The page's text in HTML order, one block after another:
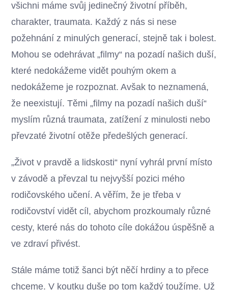
všichni máme svůj jedinečný životní příběh,
charakter, traumata. Každý z nás si nese
požehnání z minulých generací, stejně tak i bolest.
Mohou se odehrávat „filmy“ na pozadí našich duší,
které nedokážeme vidět pouhým okem a
nedokážeme je rozpoznat. Avšak to neznamená,
že neexistují. Těmi „filmy na pozadí našich duší“
myslím různá traumata, zatížení z minulosti nebo
převzaté životní otěže předešlých generací.
„Život v pravdě a lidskosti“ nyní vyhrál první místo
v závodě a převzal tu nejvyšší pozici mého
rodičovského učení. A věřím, že je třeba v
rodičovství vidět cíl, abychom prozkoumaly různé
cesty, které nás do tohoto cíle dokážou úspěšně a
ve zdraví přivést.
Stále máme totiž šanci být něčí hrdiny a to přece
chceme. V koutku duše po tom každý toužíme. Už